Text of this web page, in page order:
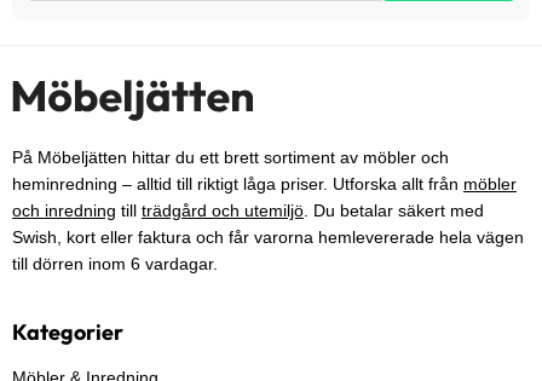
På Möbeljätten hittar du ett brett sortiment av möbler och
heminredning – alltid till riktigt låga priser. Utforska allt från möbler
och inredning till trädgård och utemiljö . Du betalar säkert med
Swish, kort eller faktura och får varorna hemlevererade hela vägen
till dörren inom 6 vardagar.
Kategorier